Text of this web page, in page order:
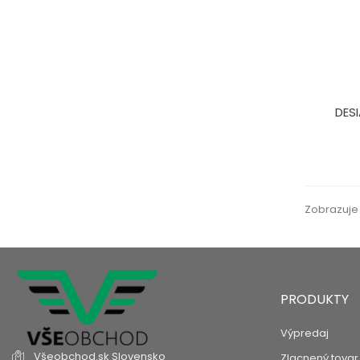
Zobrazuje
Všeobchod.sk Slovensko
PRODUKTY
Výpredaj